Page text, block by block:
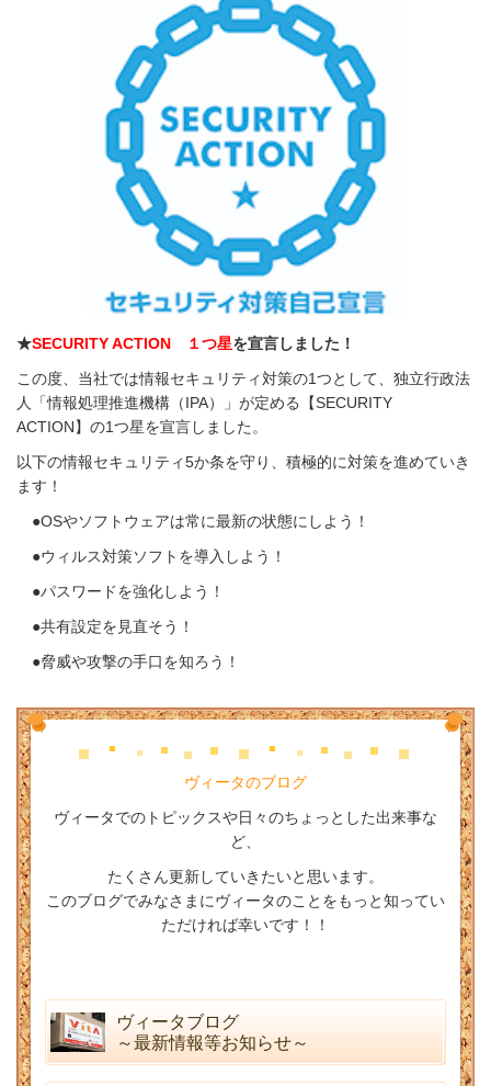
★SECURITY ACTION １つ星を宣言しました！
この度、当社では情報セキュリティ対策の1つとして、独立行政法
人「情報処理推進機構（IPA）」が定める【SECURITY
ACTION】の1つ星を宣言しました。
以下の情報セキュリティ5か条を守り、積極的に対策を進めていき
ます！
●OSやソフトウェアは常に最新の状態にしよう！
●ウィルス対策ソフトを導入しよう！
●パスワードを強化しよう！
●共有設定を見直そう！
●脅威や攻撃の手口を知ろう！
ヴィータのブログ
ヴィータでのトピックスや日々のちょっとした出来事な
ど、
たくさん更新していきたいと思います。
このブログでみなさまにヴィータのことをもっと知ってい
ただければ幸いです！！
ヴィータブログ
～最新情報等お知らせ～